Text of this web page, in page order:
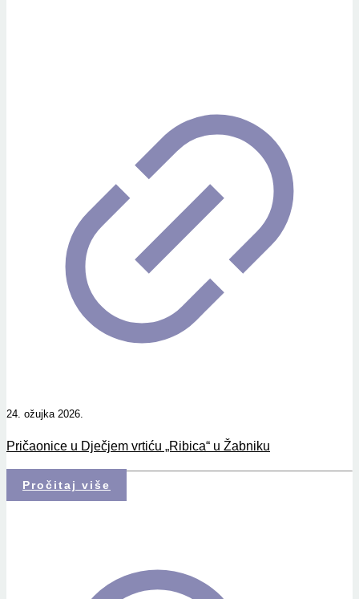
24. ožujka 2026.
Pričaonice u Dječjem vrtiću „Ribica“ u Žabniku
Pročitaj više